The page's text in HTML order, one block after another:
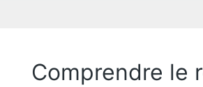
Comprendre le